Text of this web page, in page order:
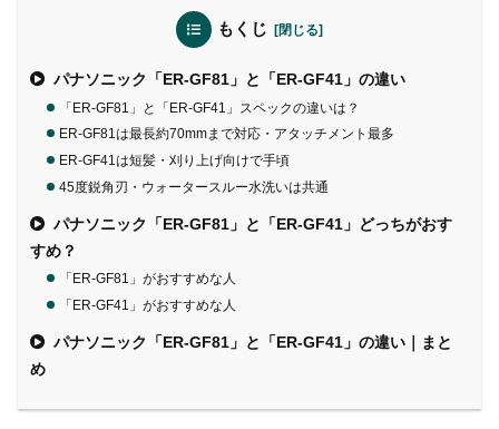
もくじ
パナソニック「ER-GF81」と「ER-GF41」の違い
「ER-GF81」と「ER-GF41」スペックの違いは？
ER-GF81は最長約70mmまで対応・アタッチメント最多
ER-GF41は短髪・刈り上げ向けで手頃
45度鋭角刃・ウォータースルー水洗いは共通
パナソニック「ER-GF81」と「ER-GF41」どっちがおす
すめ？
「ER-GF81」がおすすめな人
「ER-GF41」がおすすめな人
パナソニック「ER-GF81」と「ER-GF41」の違い｜まと
め